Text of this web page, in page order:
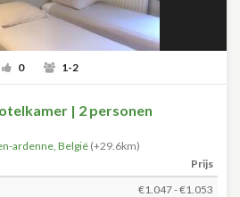
0 1-2
| 2 personen
ardenne, België (+29.6km)
Prijs
€1.047 - €1.053